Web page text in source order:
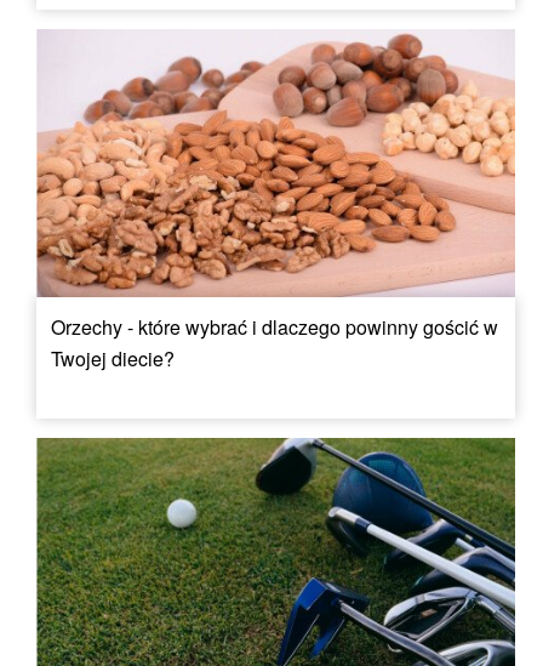
Orzechy - które wybrać i dlaczego powinny gościć w
Twojej diecie?